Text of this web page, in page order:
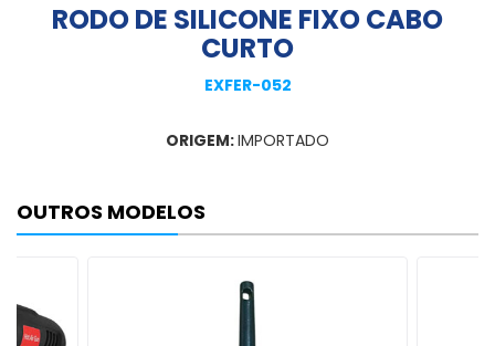
RODO DE SILICONE FIXO CABO
CURTO
EXFER-052
ORIGEM:IMPORTADO
OUTROS MODELOS